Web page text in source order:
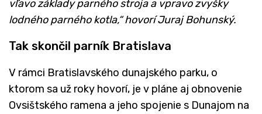
vľavo základy parného stroja a vpravo zvyšky
lodného parného kotla,“ hovorí Juraj Bohunský.
Tak skončil parník Bratislava
V rámci Bratislavského dunajského parku, o
ktorom sa už roky hovorí, je v pláne aj obnovenie
Ovsištského ramena a jeho spojenie s Dunajom na